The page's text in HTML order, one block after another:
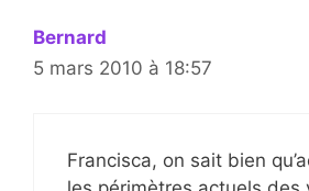
Bernard
5 mars 2010 à 18:57
Francisca, on sait bien